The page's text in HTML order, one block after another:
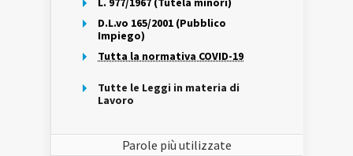
D.L.vo 165/2001 (Pubblico
Impiego)
Tutta la normativa COVID-19
Tutte le Leggi in materia di
Lavoro
Parole più utilizzate